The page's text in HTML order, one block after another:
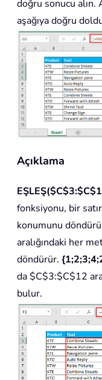
doğru sonucu alın.
aşağıya doğru
Açıklama
fonksiyonu, bir
konumunu
aralığındaki her
döndürür.
da $C$3:$C$12
bulur.